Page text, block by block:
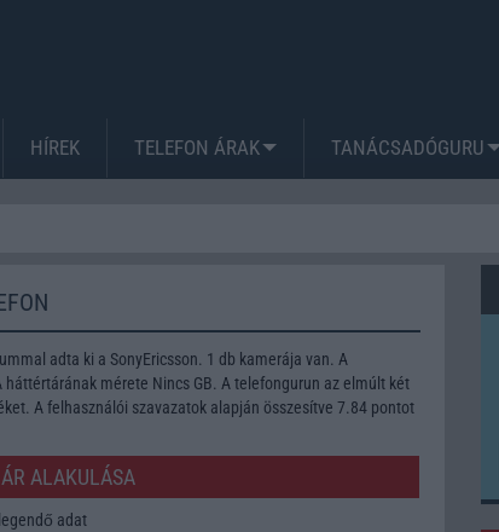
HÍREK TELEFON ÁRAK TANÁCSADÓGURU
adta ki a SonyEricsson. 1 db kamerája van. A
mérete Nincs GB. A telefongurun az elmúlt két
A felhasználói szavazatok alapján összesítve 7.84 pontot
ALAKULÁSA
adat